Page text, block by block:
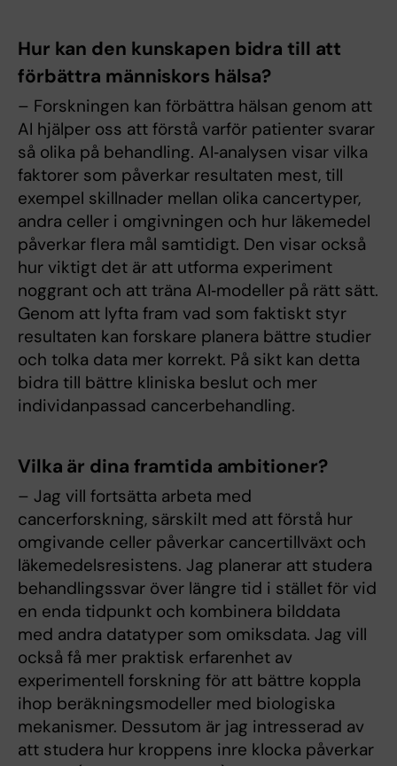
Hur kan den kunskapen bidra till att
förbättra människors hälsa?
– Forskningen kan förbättra hälsan genom att
AI hjälper oss att förstå varför patienter svarar
så olika på behandling. AI‑analysen visar vilka
faktorer som påverkar resultaten mest, till
exempel skillnader mellan olika cancertyper,
andra celler i omgivningen och hur läkemedel
påverkar flera mål samtidigt. Den visar också
hur viktigt det är att utforma experiment
noggrant och att träna AI‑modeller på rätt sätt.
Genom att lyfta fram vad som faktiskt styr
resultaten kan forskare planera bättre studier
och tolka data mer korrekt. På sikt kan detta
bidra till bättre kliniska beslut och mer
individanpassad cancerbehandling.
Vilka är dina framtida ambitioner?
– Jag vill fortsätta arbeta med
cancerforskning, särskilt med att förstå hur
omgivande celler påverkar cancer­tillväxt och
läkemedelsresistens. Jag planerar att studera
behandlingssvar över längre tid i stället för vid
en enda tidpunkt och kombinera bilddata
med andra datatyper som omiksdata. Jag vill
också få mer praktisk erfarenhet av
experimentell forskning för att bättre koppla
ihop beräkningsmodeller med biologiska
mekanismer. Dessutom är jag intresserad av
att studera hur kroppens inre klocka påverkar